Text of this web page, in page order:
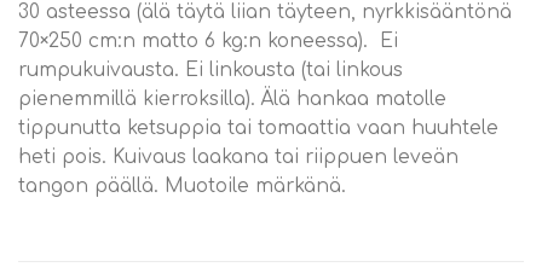
30 asteessa (älä täytä liian täyteen, nyrkkisääntönä
70×250 cm:n matto 6 kg:n koneessa). Ei
rumpukuivausta. Ei linkousta (tai linkous
pienemmillä kierroksilla). Älä hankaa matolle
tippunutta ketsuppia tai tomaattia vaan huuhtele
heti pois. Kuivaus laakana tai riippuen leveän
tangon päällä. Muotoile märkänä.